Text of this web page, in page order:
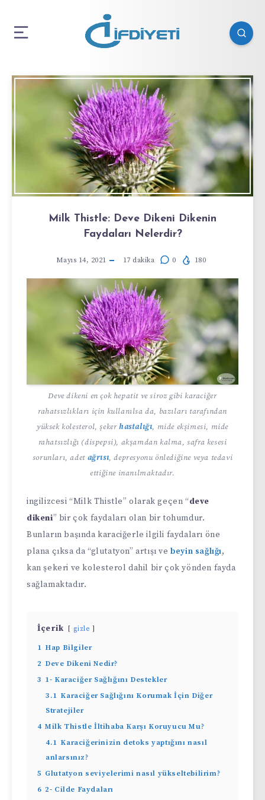
Milk Thistle: Deve Dikeni Dikenin
Faydaları Nelerdir?
Mayıs 14, 2021 17 dakika 0 180
Deve dikeni en çok hepatit ve siroz gibi karaciğer
rahatsızlıkları için kullanılsa da, bazıları tarafından
yüksek kolesterol, şekerhastalığı, mide ekşimesi, mide
rahatsızlığı (dispepsi), akşamdan kalma, safra kesesi
sorunları, adet ağrısı, depresyonu önlediğine veya tedavi
ettiğine inanılmaktadır.
ingilizcesi “Milk Thistle” olarak geçen “deve
dikeni” bir çok faydaları olan bir tohumdur.
Bunların başında karaciğerle ilgili faydaları öne
plana çıksa da “glutatyon” artışı vebeyin sağlığı,
kan şekeri ve kolesterol dahil bir çok yönden fayda
sağlamaktadır.
İçerik gizle
1 Hap Bilgiler
2 Deve Dikeni Nedir?
3 1- Karaciğer Sağlığını Destekler
3.1 Karaciğer Sağlığını Korumak İçin Diğer
Stratejiler
4 Milk Thistle İltihaba Karşı Koruyucu Mu?
4.1 Karaciğerinizin detoks yaptığını nasıl
anlarsınız?
5 Glutatyon seviyelerimi nasıl yükseltebilirim?
6 2- Cilde Faydaları